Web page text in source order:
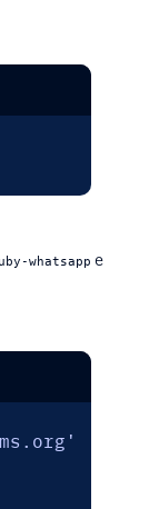
whatsapp e